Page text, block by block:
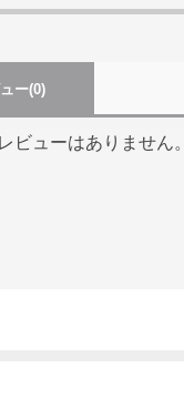
ー(0)
レビューはありません。